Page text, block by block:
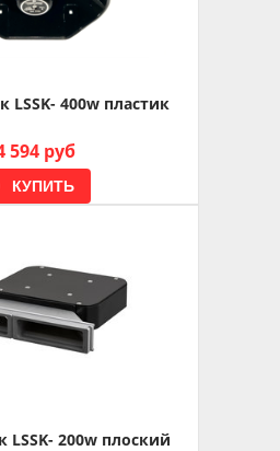
400w пластик
594 руб
200w плоский